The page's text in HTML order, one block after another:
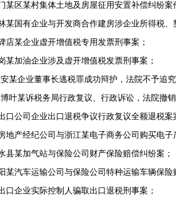
某区某村集体土地及房屋征用安置补偿纠纷案
某国有企业与开发商合作建房涉企业所得税
店某企业虚开增值税专用发票刑事案；
某加油企业涉及虚开增值税发票刑事案；
某企业董事长逃税罪成功辩护，法院不予追
叶某诉税务局行政复议、行政诉讼，法院撤
口公司企业出口退税争议行政复议全额退税案
地产经纪公司与浙江某电子商务公司购买电
县某加气站与保险公司财产保险赔偿纠纷案；
某汽车运输公司与保险公司特种运输车辆保险
口企业实际控制人骗取出口退税刑事案；